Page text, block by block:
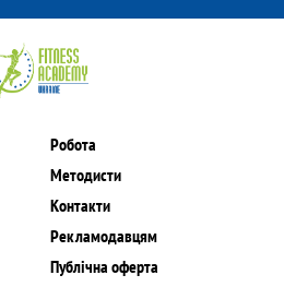
Робота
Методисти
Контакти
Рекламодавцям
Публічна оферта